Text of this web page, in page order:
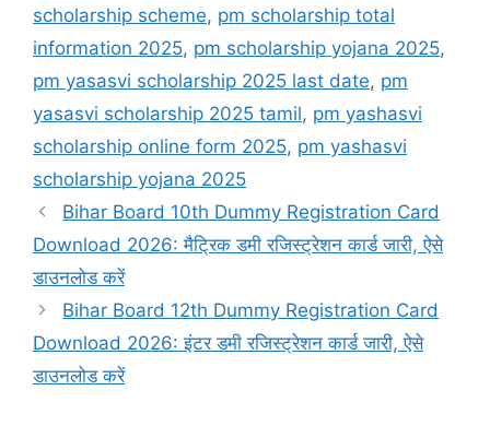
scholarship scheme, pm scholarship total
information 2025, pm scholarship yojana 2025,
pm yasasvi scholarship 2025 last date, pm
yasasvi scholarship 2025 tamil, pm yashasvi
scholarship online form 2025, pm yashasvi
scholarship yojana 2025
Bihar Board 10th Dummy Registration Card
Download 2026: मैट्रिक डमी रजिस्ट्रेशन कार्ड जारी, ऐसे
डाउनलोड करें
Bihar Board 12th Dummy Registration Card
Download 2026: इंटर डमी रजिस्ट्रेशन कार्ड जारी, ऐसे
डाउनलोड करें